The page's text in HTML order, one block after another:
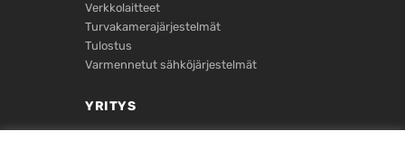
Verkkolaitteet
Turvakamera­järjestelmät
Tulostus
Varmennetut sähköjärjestelmät
YRITYS